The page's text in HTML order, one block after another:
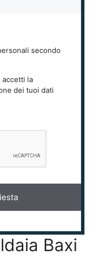
secondo
accetti la
dei tuoi dati
Baxi